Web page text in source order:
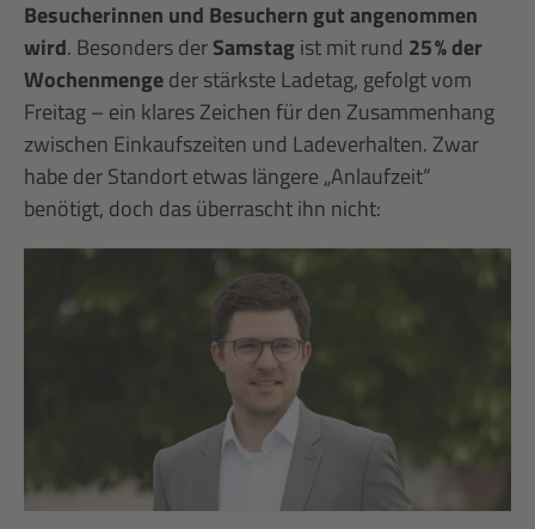
Besucherinnen und Besuchern gut angenommen
wird. Besonders derSamstag ist mit rund 25 % der
Wochenmengeder stärkste Ladetag, gefolgt vom
Freitag – ein klares Zeichen für den Zusammenhang
zwischen Einkaufszeiten und Ladeverhalten. Zwar
habe der Standort etwas längere „Anlaufzeit“
benötigt, doch das überrascht ihn nicht: